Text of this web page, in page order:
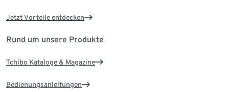
Jetzt Vorteile entdecken
Rund um unsere Produkte
Tchibo Kataloge & Magazine
Bedienungsanleitungen